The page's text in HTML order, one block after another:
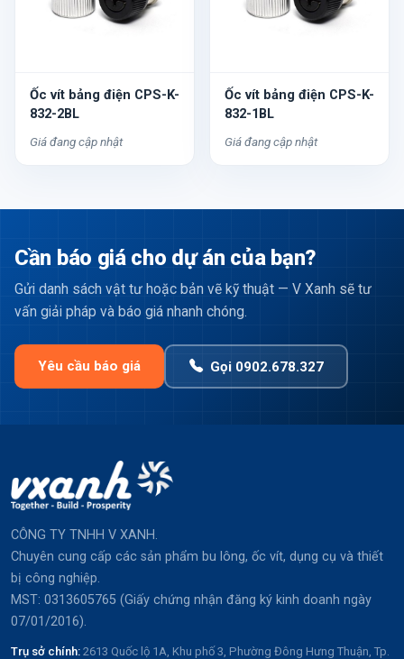
Ốc vít bảng điện CPS-K-
832-2BL
Giá đang cập nhật
Ốc vít bảng điện CPS-K-
832-1BL
Giá đang cập nhật
Cần báo giá cho dự án của bạn?
Gửi danh sách vật tư hoặc bản vẽ kỹ thuật — V Xanh sẽ tư
vấn giải pháp và báo giá nhanh chóng.
Yêu cầu báo giá Gọi 0902.678.327
CÔNG TY TNHH V XANH.
Chuyên cung cấp các sản phẩm bu lông, ốc vít, dụng cụ và thiết
bị công nghiệp.
MST: 0313605765 (Giấy chứng nhận đăng ký kinh doanh ngày
07/01/2016).
Trụ sở chính: 2613 Quốc lộ 1A, Khu phố 3, Phường Đông Hưng Thuận, Tp.